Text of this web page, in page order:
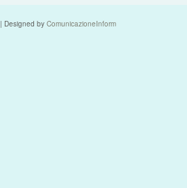
| Designed by ComunicazioneInform